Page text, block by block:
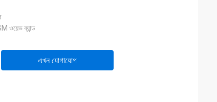
ওয়েভ ব্যান্ড
এখন যোগাযোগ